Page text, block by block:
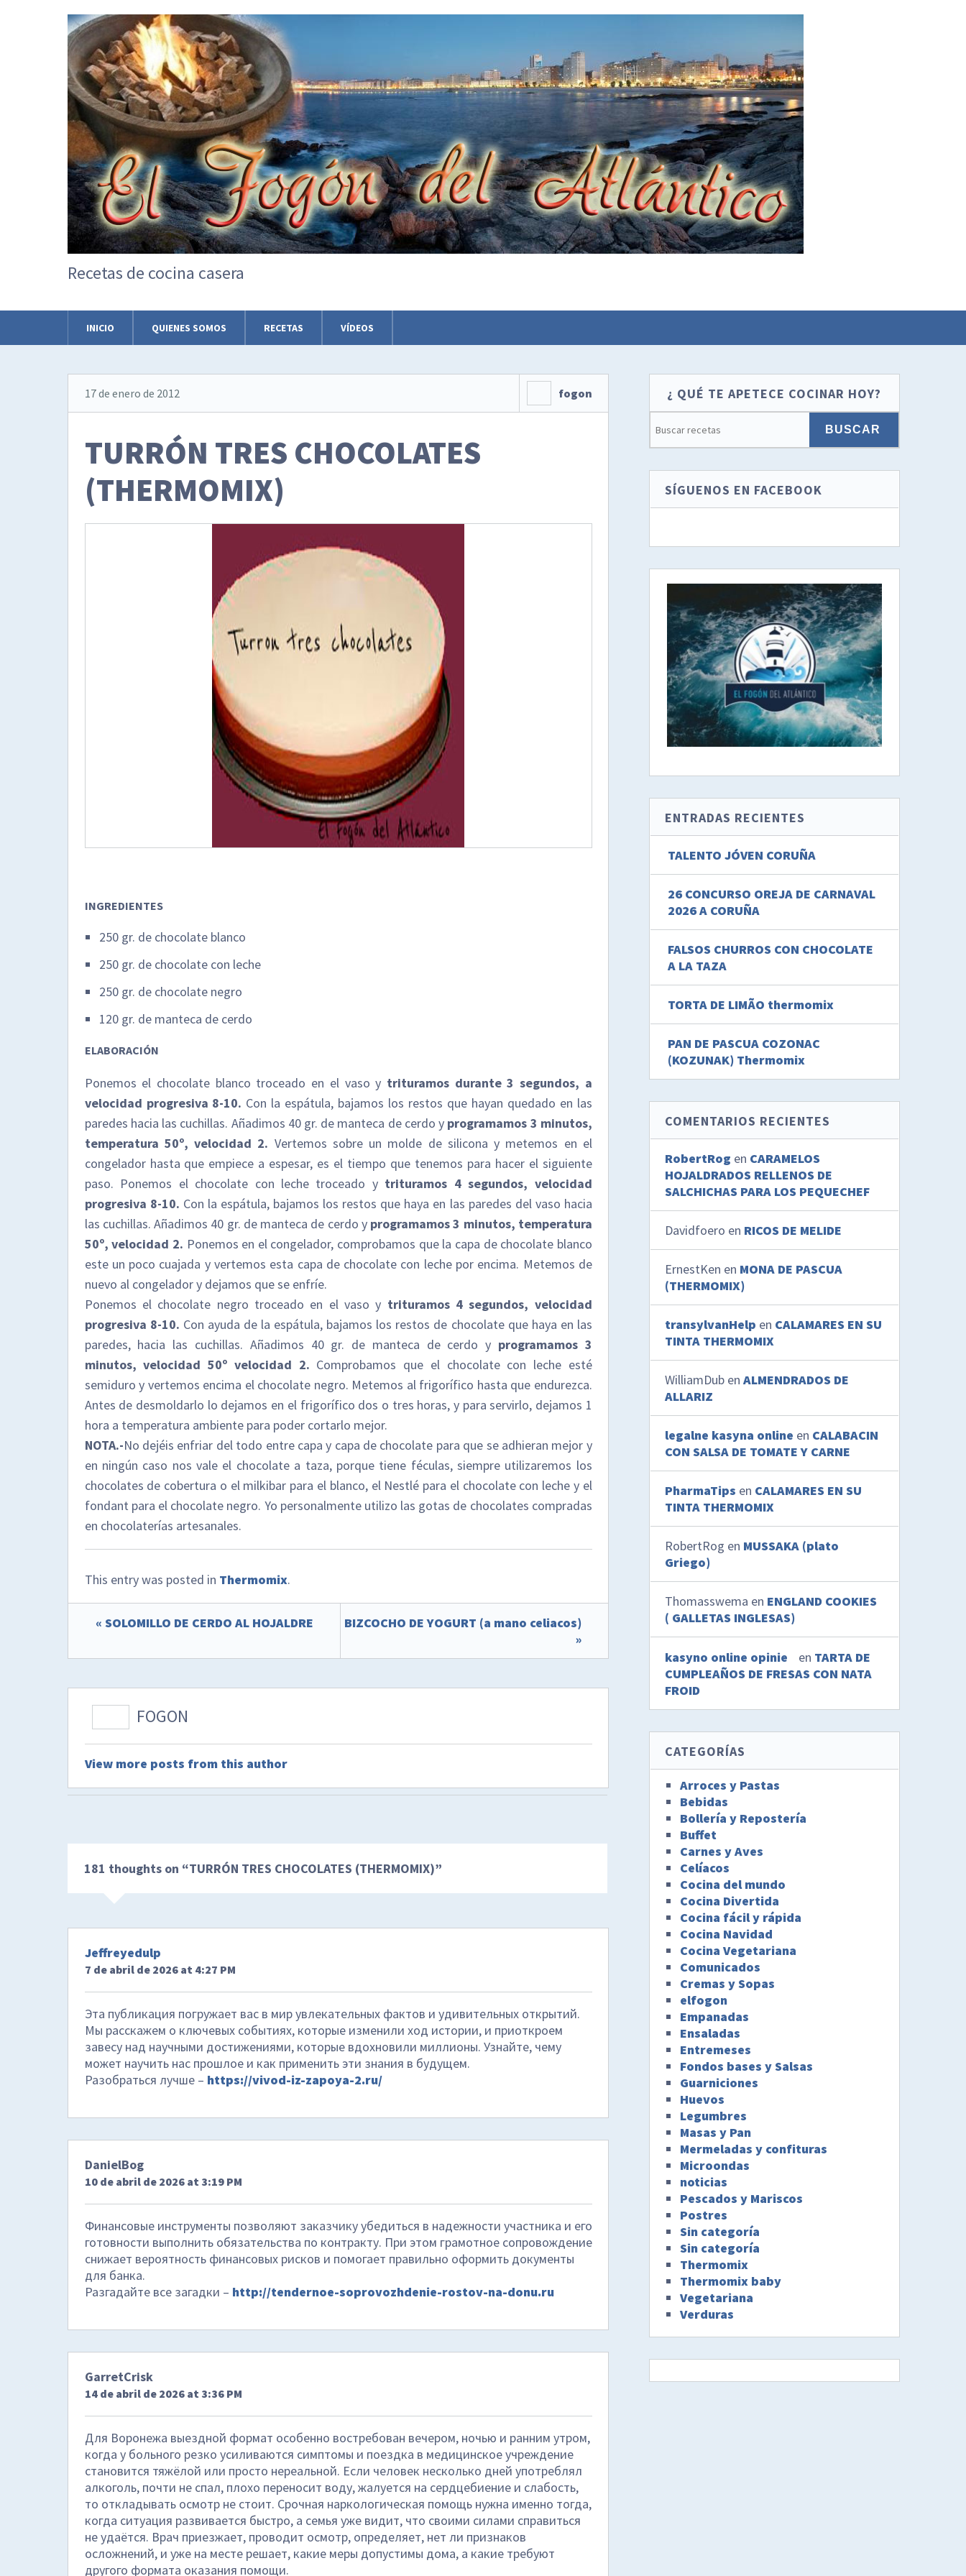
Recetas de cocina casera
INICIO QUIENES SOMOS RECETAS VÍDEOS
17 de enero de 2012 fogon
TURRÓN TRES CHOCOLATES
(THERMOMIX)
INGREDIENTES
250 gr. de chocolate blanco
250 gr. de chocolate con leche
250 gr. de chocolate negro
120 gr. de manteca de cerdo
ELABORACIÓN
Ponemos el chocolate blanco troceado en el vaso y trituramos durante 3 segundos, a
velocidad progresiva 8-10. Con la espátula, bajamos los restos que hayan quedado en las
paredes hacia las cuchillas. Añadimos 40 gr. de manteca de cerdo y programamos 3 minutos,
temperatura 50º, velocidad 2. Vertemos sobre un molde de silicona y metemos en el
congelador hasta que empiece a espesar, es el tiempo que tenemos para hacer el siguiente
paso. Ponemos el chocolate con leche troceado ytrituramos 4 segundos, velocidad
progresiva 8-10. Con la espátula, bajamos los restos que haya en las paredes del vaso hacia
las cuchillas. Añadimos 40 gr. de manteca de cerdo y programamos 3 minutos, temperatura
50º, velocidad 2. Ponemos en el congelador, comprobamos que la capa de chocolate blanco
este un poco cuajada y vertemos esta capa de chocolate con leche por encima. Metemos de
nuevo al congelador y dejamos que se enfríe.
Ponemos el chocolate negro troceado en el vaso y trituramos 4 segundos, velocidad
progresiva 8-10. Con ayuda de la espátula, bajamos los restos de chocolate que haya en las
paredes, hacia las cuchillas. Añadimos 40 gr. de manteca de cerdo y programamos 3
minutos, velocidad 50º velocidad 2. Comprobamos que el chocolate con leche esté
semiduro y vertemos encima el chocolate negro. Metemos al frigorífico hasta que endurezca.
Antes de desmoldarlo lo dejamos en el frigorífico dos o tres horas, y para servirlo, dejamos 1
hora a temperatura ambiente para poder cortarlo mejor.
NOTA.-No dejéis enfriar del todo entre capa y capa de chocolate para que se adhieran mejor y
en ningún caso nos vale el chocolate a taza, porque tiene féculas, siempre utilizaremos los
chocolates de cobertura o el milkibar para el blanco, el Nestlé para el chocolate con leche y el
fondant para el chocolate negro. Yo personalmente utilizo las gotas de chocolates compradas
en chocolaterías artesanales.
This entry was posted in Thermomix.
« SOLOMILLO DE CERDO AL HOJALDRE
BIZCOCHO DE YOGURT (a mano celiacos)
»
FOGON
View more posts from this author
181 thoughts on “TURRÓN TRES CHOCOLATES (THERMOMIX)”
Jeffreyedulp
7 de abril de 2026 at 4:27 PM
Эта публикация погружает вас в мир увлекательных фактов и удивительных открытий.
Мы расскажем о ключевых событиях, которые изменили ход истории, и приоткроем
завесу над научными достижениями, которые вдохновили миллионы. Узнайте, чему
может научить нас прошлое и как применить эти знания в будущем.
Разобраться лучше – https://vivod-iz-zapoya-2.ru/
DanielBog
10 de abril de 2026 at 3:19 PM
Финансовые инструменты позволяют заказчику убедиться в надежности участника и его
готовности выполнить обязательства по контракту. При этом грамотное сопровождение
снижает вероятность финансовых рисков и помогает правильно оформить документы
для банка.
Разгадайте все загадки – http://tendernoe-soprovozhdenie-rostov-na-donu.ru
GarretCrisk
14 de abril de 2026 at 3:36 PM
Для Воронежа выездной формат особенно востребован вечером, ночью и ранним утром,
когда у больного резко усиливаются симптомы и поездка в медицинское учреждение
становится тяжёлой или просто нереальной. Если человек несколько дней употреблял
алкоголь, почти не спал, плохо переносит воду, жалуется на сердцебиение и слабость,
то откладывать осмотр не стоит. Срочная наркологическая помощь нужна именно тогда,
когда ситуация развивается быстро, а семья уже видит, что своими силами справиться
не удаётся. Врач приезжает, проводит осмотр, определяет, нет ли признаков
осложнений, и уже на месте решает, какие меры допустимы дома, а какие требуют
другого формата оказания помощи.
¿ QUÉ TE APETECE COCINAR HOY?
SÍGUENOS EN FACEBOOK
ENTRADAS RECIENTES
TALENTO JÓVEN CORUÑA
26 CONCURSO OREJA DE CARNAVAL
2026 A CORUÑA
FALSOS CHURROS CON CHOCOLATE
A LA TAZA
TORTA DE LIMÃO thermomix
PAN DE PASCUA COZONAC
(KOZUNAK) Thermomix
COMENTARIOS RECIENTES
RobertRog en CARAMELOS
HOJALDRADOS RELLENOS DE
SALCHICHAS PARA LOS PEQUECHEF
Davidfoero en RICOS DE MELIDE
ErnestKen en MONA DE PASCUA
(THERMOMIX)
transylvanHelp en CALAMARES EN SU
TINTA THERMOMIX
WilliamDub enALMENDRADOS DE
ALLARIZ
legalne kasyna online en CALABACIN
CON SALSA DE TOMATE Y CARNE
PharmaTips en CALAMARES EN SU
TINTA THERMOMIX
RobertRog en MUSSAKA (plato
Griego)
Thomasswema en ENGLAND COOKIES
( GALLETAS INGLESAS)
kasyno online opinie en TARTA DE
CUMPLEAÑOS DE FRESAS CON NATA
FROID
CATEGORÍAS
Arroces y Pastas
Bebidas
Bollería y Repostería
Buffet
Carnes y Aves
Celíacos
Cocina del mundo
Cocina Divertida
Cocina fácil y rápida
Cocina Navidad
Cocina Vegetariana
Comunicados
Cremas y Sopas
elfogon
Empanadas
Ensaladas
Entremeses
Fondos bases y Salsas
Guarniciones
Huevos
Legumbres
Masas y Pan
Mermeladas y confituras
Microondas
noticias
Pescados y Mariscos
Postres
Sin categoría
Sin categoría
Thermomix
Thermomix baby
Vegetariana
Verduras